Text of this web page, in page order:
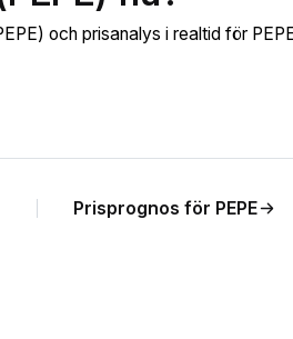
och prisanalys i realtid för
Prisprognos för PEPE